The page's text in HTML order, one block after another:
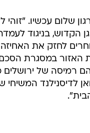
שלום עכשיו. "זוהי
לחזק את
במסגרת
רמיסה של ירושלים
לדיסנילנד